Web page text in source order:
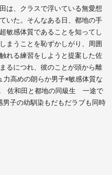
は、クラスで浮いている無愛想
いた。そんなある日、都地の手
敏感体質であることを知ってし
まうことを恥ずかしがり、周囲
れる練習をしようと提案した佐
るにつれ、彼のことが頭から離
高めの朗らか男子×敏感体質な
佐和田と都地の同級生 一途で
子の幼馴染もだもだラブも同時